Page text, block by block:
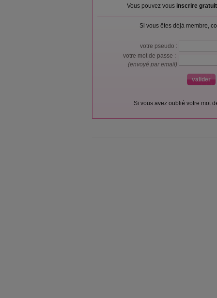
Vous pouvez vous inscrire
Si vous êtes déjà membre,
votre pseudo :
votre mot de passe :
(envoyé par email)
Si vous avez oublié votre mot